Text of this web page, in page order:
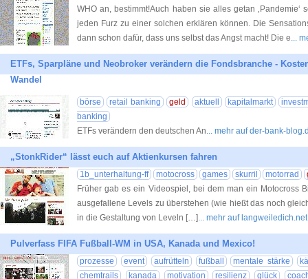
WHO an, bestimmt!Auch haben sie alles getan
jeden Furz zu einer solchen erklären können. Die
dann schon dafür, dass uns selbst das Angst macht! Die e...
ETFs, Sparpläne und Neobroker verändern die Fondsbranche -
Wandel
börse retail banking geld aktuell kapitalmarkt
banking
ETFs verändern den deutschen An... mehr auf der-bank-
„StonkRider“ lässt euch auf Aktienkursen fahren
1b_unterhaltung-ff motocross games skurril motorrad
Früher gab es ein Videospiel, bei dem man ein Motocross
ausgefallene Levels zu überstehen (wie hießt das noch
in die Gestaltung von Leveln […]... mehr auf langweiledich.net
Pulverfass FIFA Fußball-WM in USA, Kanada und Mexico!
prozesse event aufrütteln fußball mentale stärke
chemtrails
kanada motivation resilienz glück